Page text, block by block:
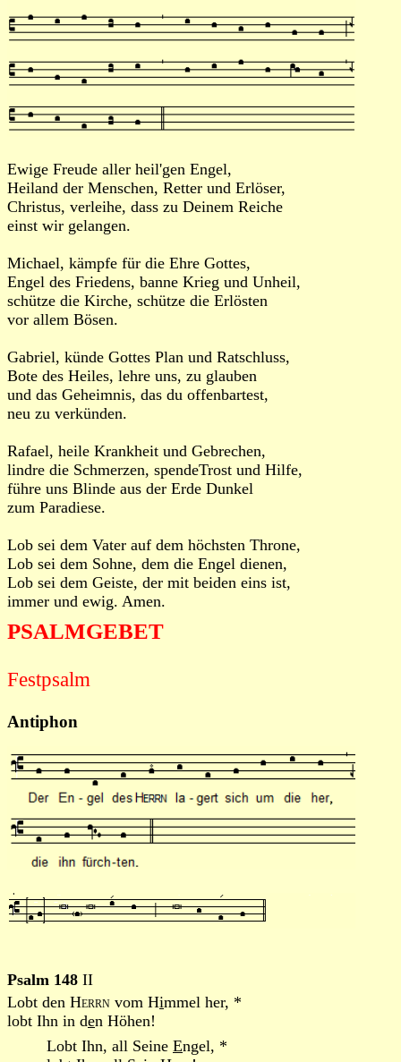
Ewige Freude aller heil'gen Engel,
Heiland der Menschen, Retter und Erlöser,
Christus, verleihe, dass zu Deinem Reiche
einst wir gelangen.
Michael, kämpfe für die Ehre Gottes,
Engel des Friedens, banne Krieg und Unheil,
schütze die Kirche, schütze die Erlösten
vor allem Bösen.
Gabriel, künde Gottes Plan und Ratschluss,
Bote des Heiles, lehre uns, zu glauben
und das Geheimnis, das du offenbartest,
neu zu verkünden.
Rafael, heile Krankheit und Gebrechen,
lindre die Schmerzen, spendeTrost und Hilfe,
führe uns Blinde aus der Erde Dunkel
zum Paradiese.
Lob sei dem Vater auf dem höchsten Throne,
Lob sei dem Sohne, dem die Engel dienen,
Lob sei dem Geiste, der mit beiden eins ist,
immer und ewig. Amen.
PSALMGEBET
Festpsalm
Antiphon
Psalm 148 II
Lobt den Herrn vom Himmel her, *
lobt Ihn in den Höhen!
Lobt Ihn, all Seine Engel, *